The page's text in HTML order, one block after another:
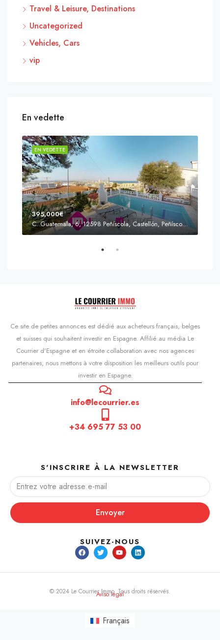
Travel & Leisure, Destinations
Uncategorized
Vehicles, Cars
vip
En vedette
EN VEDETTE
395,000€
C. Guatemala, 6, 12598 Peñíscola, Castellón, Peñíscola, Communauté valencienne
Ce site de petites annonces est dédié aux acheteurs français, belges
et suisses qui souhaitent investir en Espagne. Affilié au média Le
Courrier d'Espagne et en étroite collaboration avec nos agences
partenaires, nous mettons à votre disposition les meilleurs outils pour
investir en Espagne.
info@lecourrier.es
+34 695 77 53 00
S'INSCRIRE À LA NEWSLETTER
Envoyer
SUIVEZ-NOUS
© 2024 Le Courrier Immo. Tous droits réservés.
Aviso legal
Français